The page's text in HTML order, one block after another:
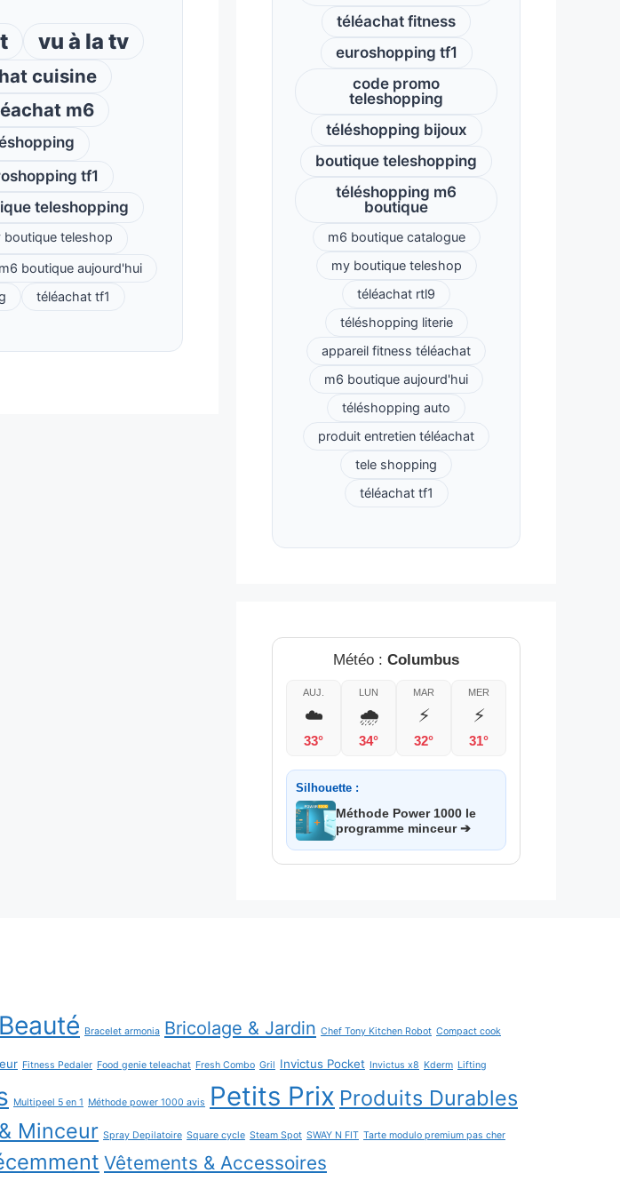
vu à la tv
cuisine
m6
tf1
teleshopping
boutique teleshop
m6 boutique aujourd'hui
téléachat tf1
téléachat fitness
euroshopping tf1
code promo
teleshopping
téléshopping bijoux
boutique teleshopping
téléshopping m6
boutique
m6 boutique catalogue
my boutique teleshop
téléachat rtl9
téléshopping literie
appareil fitness téléachat
m6 boutique aujourd'hui
téléshopping auto
produit entretien téléachat
tele shopping
téléachat tf1
Météo : Columbus
AUJ.
☁️
33°
LUN
🌧️
34°
MAR
⚡
32°
MER
⚡
31°
Silhouette :
Méthode Power 1000 le
programme minceur ➔
Bracelet armonia Bricolage & Jardin Chef Tony Kitchen Robot Compact cook
Fitness Pedaler Food genie teleachat Fresh Combo Gril Invictus Pocket Invictus x8 Kderm Lifting
Multipeel 5 en 1 Méthode power 1000 avis Petits Prix Produits Durables
Minceur Spray Depilatoire Square cycle Steam Spot SWAY N FIT Tarte modulo premium pas cher
Vêtements & Accessoires